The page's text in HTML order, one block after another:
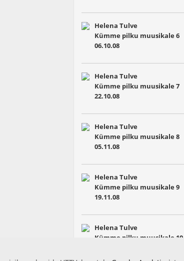
Helena Tulve
Kümme pilku muusikale 6
06.10.08
Helena Tulve
Kümme pilku muusikale 7
22.10.08
Helena Tulve
Kümme pilku muusikale 8
05.11.08
Helena Tulve
Kümme pilku muusikale 9
19.11.08
Helena Tulve
Kümme pilku muusikale 10